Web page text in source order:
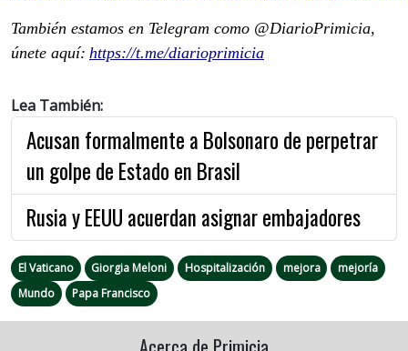
También estamos en Telegram como @DiarioPrimicia,
únete aquí: https://t.me/diarioprimicia
Lea También:
Acusan formalmente a Bolsonaro de perpetrar
un golpe de Estado en Brasil
Rusia y EEUU acuerdan asignar embajadores
El Vaticano Giorgia Meloni Hospitalización mejora
mejoría
Mundo
Papa Francisco